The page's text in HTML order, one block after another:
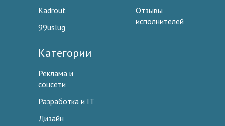
Kadrout
99uslug
Отзывы
исполнителей
Категории
Реклама и
соцсети
Разработка и IT
Дизайн